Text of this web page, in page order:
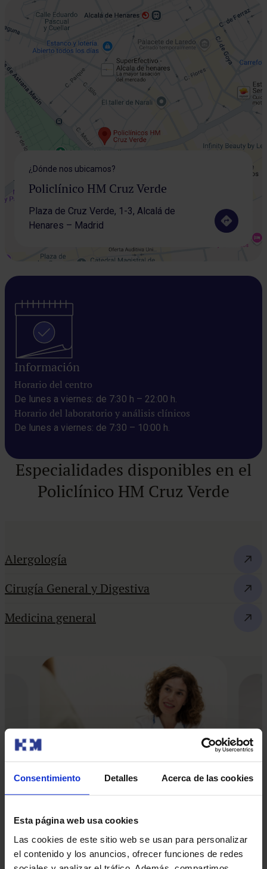
Consentimiento Detalles Acerca de las cookies
Esta página web usa cookies
Las cookies de este sitio web se usan para personalizar
el contenido y los anuncios, ofrecer funciones de redes
¿Dónde nos ubicamos?
Policlínico HM Cruz Verde
Plaza de Cruz Verde, 1-3, Alcalá de
Henares​ – Madrid​​​
Información
Horario del centro
De lunes a viernes: de 7:30 h – 22:00 h.
Horario del laboratorio y análisis clínicos
De lunes a viernes: de 7:30 – 10:00 h.
Especialidades disponibles en el
Policlínico HM Cruz Verde
Alergología
Cirugía General y Digestiva
Medicina general
Nuestros médicos